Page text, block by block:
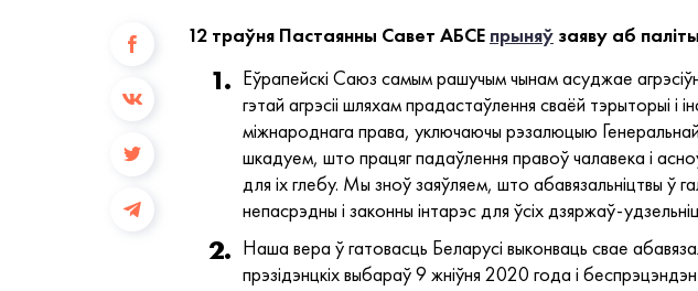
12 траўня Пастаянны Савет АБСЕ прыняў заяву аб
Еўрапейскі Саюз самым рашучым чынам асуджае
гэтай агрэсіі шляхам прадастаўлення сваёй
міжнароднага права, уключаючы рэзалюцыю
шкадуем, што працяг падаўлення правоў чалавека і
для іх глебу. Мы зноў заяўляем, што абавязальніцтвы ў
непасрэдны і законны інтарэс для ўсіх дзяржаў-
Наша вера ў гатовасць Беларусі выконваць свае
прэзідэнцкіх выбараў 9 жніўня 2020 года і